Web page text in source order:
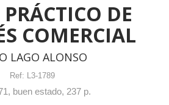
DE
COMERCIAL
LAGO ALONSO
Ref: L3-1789
buen estado, 237 p.